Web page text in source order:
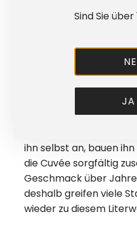
Ein fruchtiger
zu trinken und mit
Was unterscheidet
Unser Hauswein weiß
ihn selbst an, bauen
die Cuvée sorgfältig
Geschmack über
deshalb greifen viele
wieder zu diesem
Sind Sie
JA